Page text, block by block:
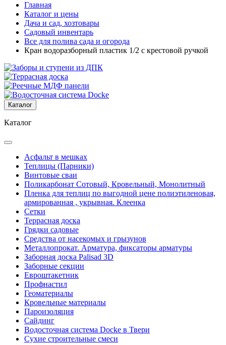
Главная
Каталог и цены
Дача и сад, хозтовары
Садовый инвентарь
Все для полива сада и огорода
Кран водоразборный пластик 1/2 с крестовой ручкой
Каталог
Каталог
Асфальт в мешках
Теплицы (Парники)
Винтовые сваи
Поликарбонат Сотовый, Кровельный, Монолитный
Пленка для теплиц по выгодной цене полиэтиленовая,
армированная , укрывная. Клеенка
Сетки
Террасная доска
Грядки садовые
Средства от насекомых и грызунов
Металлопрокат. Арматура, фиксаторы арматуры
Заборная доска Palisad 3D
Заборные секции
Евроштакетник
Профнастил
Геоматериалы
Кровельные материалы
Пароизоляция
Сайдинг
Водосточная система Docke в Твери
Сухие строительные смеси